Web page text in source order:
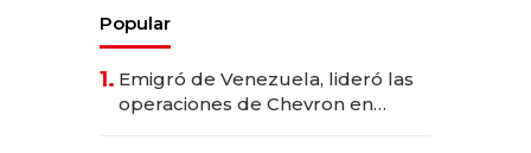
Popular
1. Emigró de Venezuela, lideró las
operaciones de Chevron en